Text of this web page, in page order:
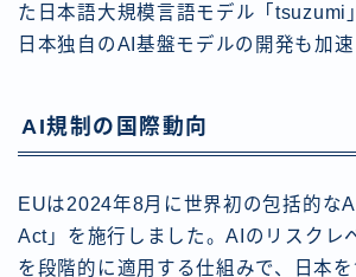
た日本語大規模言語モデル「tsuzumi
日本独自のAI基盤モデルの開発も加速
AI規制の国際動向
EUは2024年8月に世界初の包括的な
Act」を施行しました。AIのリスクレ
を段階的に適用する仕組みで、日本